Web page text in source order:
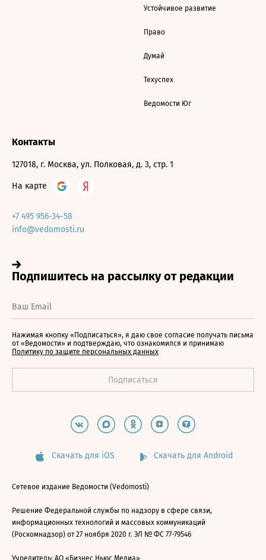
Устойчивое развитие
Право
Думай
Техуспех
Ведомости Юг
Контакты
127018, г. Москва, ул. Полковая, д. 3, стр. 1
На карте
+7 495 956-34-58
info@vedomosti.ru
Нажимая кнопку «Подписаться», я даю свое согласие получать письма
от «Ведомости» и подтверждаю, что ознакомился и принимаю
Политику по защите персональных данных
Скачать для iOS Скачать для Android
Сетевое издание Ведомости (Vedomosti)
Решение Федеральной службы по надзору в сфере связи,
информационных технологий и массовых коммуникаций
(Роскомнадзор) от 27 ноября 2020 г. ЭЛ № ФС 77-79546
Учредитель: АО «Бизнес Ньюс Медиа»